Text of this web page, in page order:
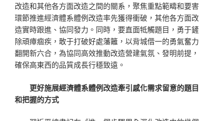
改造和其他各方面改造之間的關系，聚焦重點範疇和要害
環節推進經濟體系體例改造率先獲得衝破，其他各方面改
造實時跟進、協同發力。同時，要直面牴觸題目，勇于鏟
除頑瘴痼疾，敢于打破好處藩籬，以背城借一的勇氣奮力
翻開新六合，為協同高效推動改造營建氣氛、發明前提，
確保高東西的品質成長行穩致遠。
更好施展經濟體系體例改造牽引感化需求留意的題目
和把握的方式